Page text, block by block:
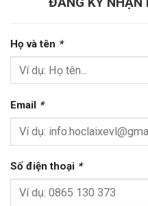
Họ và tên *
Email *
Số điện thoại *